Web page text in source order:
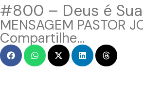
#800 – Deus é
MENSAGEM PASTOR
Compartilhe...